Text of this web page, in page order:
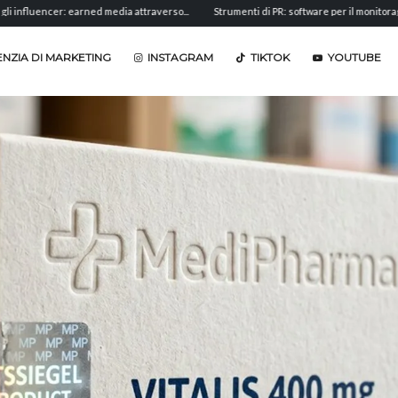
earned media attraverso... Strumenti di PR: software per il monitoraggio,...
DI MARKETING INSTAGRAM TIKTOK YOUTUBE